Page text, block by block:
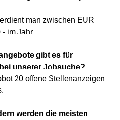
man zwischen EUR
im Jahr.
gibt es für
unserer Jobsuche?
20 offene Stellenanzeigen
werden die meisten